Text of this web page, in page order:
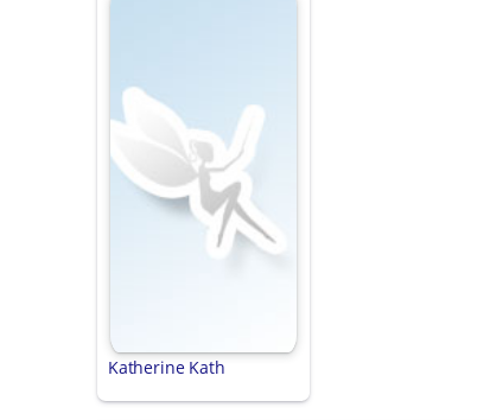
Katherine Kath